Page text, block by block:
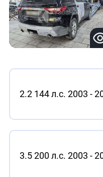
2.2 144 л.с. 2003 -
3.5 200 л.с. 2003 -